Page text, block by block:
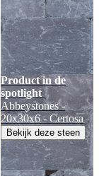
Product in de
spotlight
Abbeystones -
20x30x6 - Certosa
Bekijk deze steen